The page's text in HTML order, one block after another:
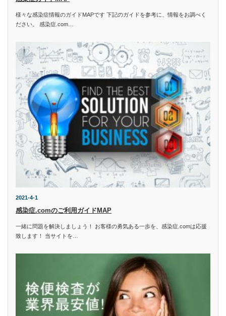
様々な感染症情報のガイドMAPです 下記のガイドを参考に、情報をお調べく
ださい。 感染症.com…
2021-4-1
感染症.comのご利用ガイドMAP
一緒に問題を解決しましょう！ お客様の勇気ある一歩を、感染症.comは応援
致します！ 当サイトを…